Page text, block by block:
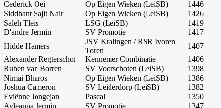
Cederick Oei
Op Eigen Wieken (LeiSB)
1446
Siddhant Sajit Nair
Op Eigen Wieken (LeiSB)
1426
Saleh Tleis
LSG (LeiSB)
1419
D'andre Jermin
SV Promotie
1417
Hidde Hamers
JSV Kralingen / RSR Ivoren
Toren
1407
Alexander Regterschot
Kennemer Combinatie
1406
Ruben van Borren
SV Voorschoten (LeiSB)
1398
Nimai Bharos
Op Eigen Wieken (LeiSB)
1386
Joshua Cameron
SV Leiderdorp (LeiSB)
1382
Eviënne Jongejan
Pascal
1350
Ayleanna Jermin
SV Promotie
1347